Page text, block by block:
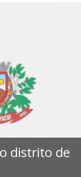
distrito de